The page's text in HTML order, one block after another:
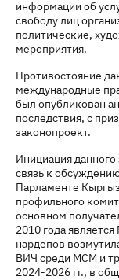
информации об
свободу лиц
политические,
мероприятия.
Противостояние
международные
был опубликован
последствия, с
законопроект.
Инициация
связь к
Парламенте
профильного
основном
2010 года
нардепов
ВИЧ среди МСМ и
2024-2026 гг., в